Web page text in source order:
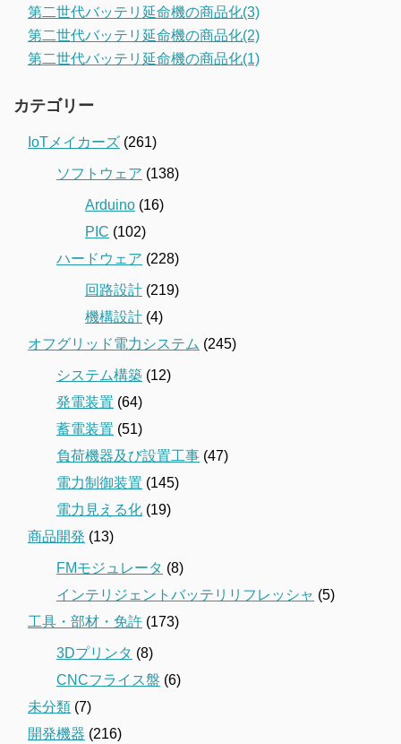
第二世代バッテリ延命機の商品化(3)
第二世代バッテリ延命機の商品化(2)
第二世代バッテリ延命機の商品化(1)
カテゴリー
IoTメイカーズ (261)
ソフトウェア (138)
Arduino (16)
PIC (102)
ハードウェア (228)
回路設計 (219)
機構設計 (4)
オフグリッド電力システム (245)
システム構築 (12)
発電装置 (64)
蓄電装置 (51)
負荷機器及び設置工事 (47)
電力制御装置 (145)
電力見える化 (19)
商品開発 (13)
FMモジュレータ (8)
インテリジェントバッテリリフレッシャ (5)
工具・部材・免許 (173)
3Dプリンタ (8)
CNCフライス盤 (6)
未分類 (7)
開発機器 (216)